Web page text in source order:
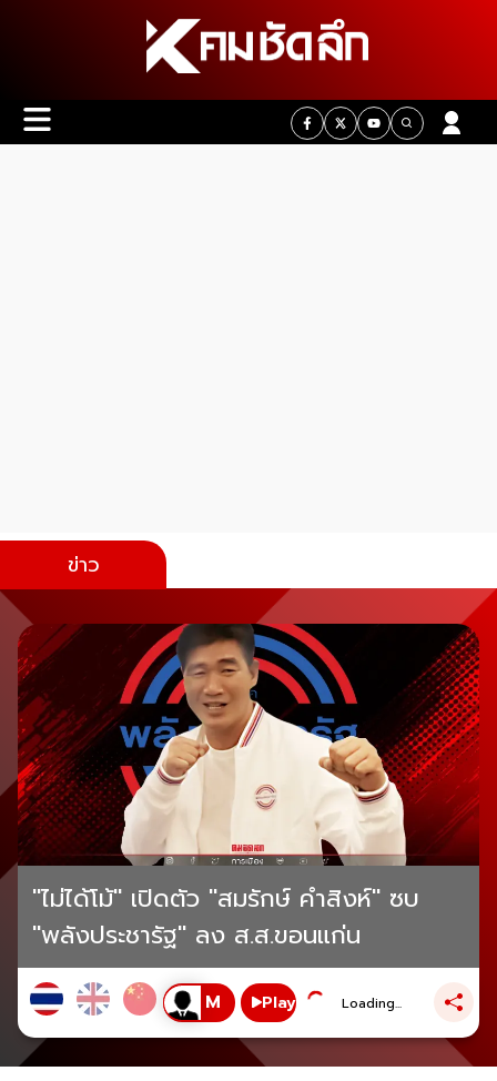
ข่าว
"ไม่ได้โม้" เปิดตัว "สมรักษ์ คำสิงห์" ซบ
"พลังประชารัฐ" ลง ส.ส.ขอนแก่น
Play Loading...